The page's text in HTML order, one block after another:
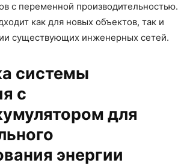
с переменной производительностью.
как для новых объектов, так и
существующих инженерных сетей.
системы
с
для
энергии